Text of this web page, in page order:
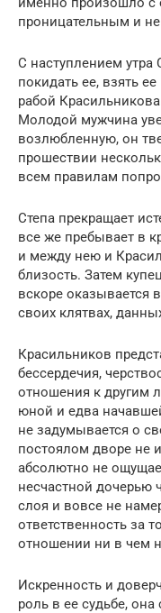
проницательным и
С наступлением утра
покидать ее, взять
рабой
Молодой мужчина
возлюбленную, он
прошествии
всем правилам
Степа прекращает
все же пребывает в
и между нею и
близость. Затем
вскоре оказывается
своих клятвах,
Красильников
бессердечия,
отношения к другим
юной и едва
не задумывается о
постоялом дворе не
абсолютно не
несчастной дочерью
слоя и вовсе не
ответственность за
отношении ни в чем
Искренность и
роль в ее судьбе,